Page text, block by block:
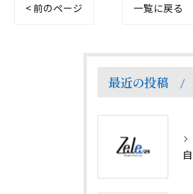
< 前のページ 一覧に戻る
最近の投稿